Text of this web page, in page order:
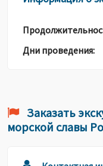
Дни проведения:
Заказать
морской славы